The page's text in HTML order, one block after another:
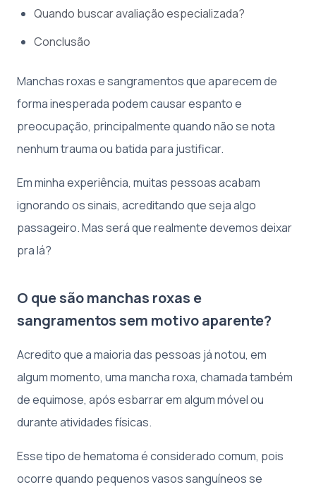
Quando buscar avaliação especializada?
Conclusão
Manchas roxas e sangramentos que aparecem de
forma inesperada podem causar espanto e
preocupação, principalmente quando não se nota
nenhum trauma ou batida para justificar.
Em minha experiência, muitas pessoas acabam
ignorando os sinais, acreditando que seja algo
passageiro. Mas será que realmente devemos deixar
pra lá?
O que são manchas roxas e
sangramentos sem motivo aparente?
Acredito que a maioria das pessoas já notou, em
algum momento, uma mancha roxa, chamada também
de equimose, após esbarrar em algum móvel ou
durante atividades físicas.
Esse tipo de hematoma é considerado comum, pois
ocorre quando pequenos vasos sanguíneos se